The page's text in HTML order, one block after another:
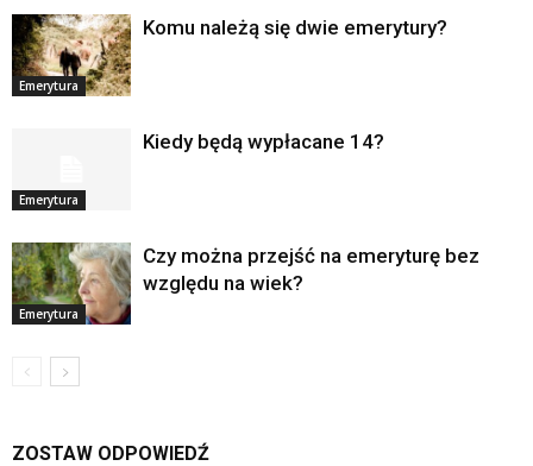
Emerytura
Komu należą się dwie emerytury?
Emerytura
Kiedy będą wypłacane 14?
Emerytura
Czy można przejść na emeryturę bez
względu na wiek?
ZOSTAW ODPOWIEDŹ